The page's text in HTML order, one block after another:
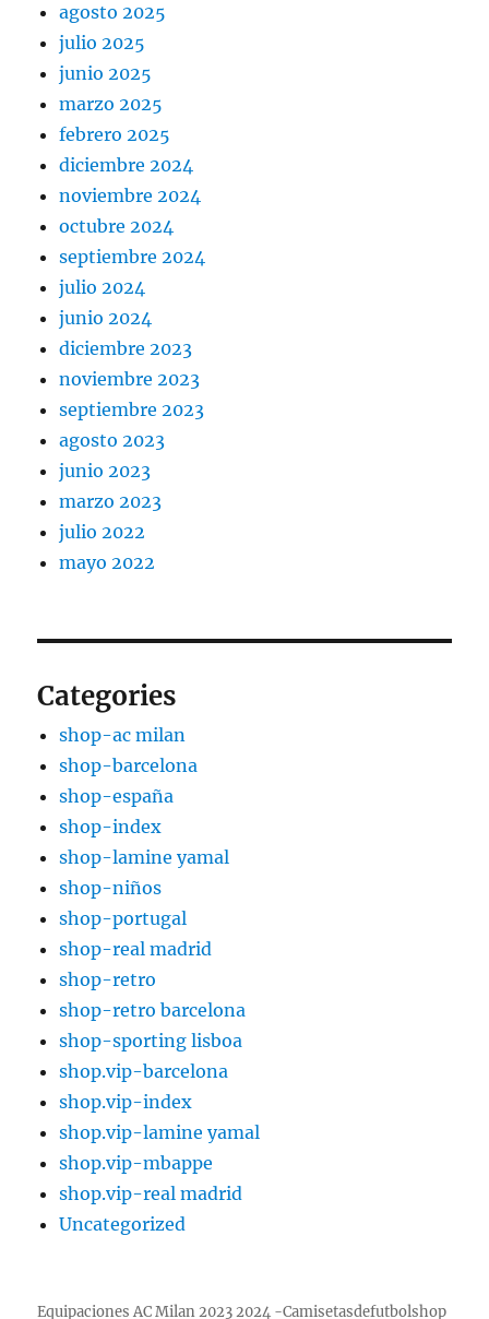
agosto 2025
julio 2025
junio 2025
marzo 2025
febrero 2025
diciembre 2024
noviembre 2024
octubre 2024
septiembre 2024
julio 2024
junio 2024
diciembre 2023
noviembre 2023
septiembre 2023
agosto 2023
junio 2023
marzo 2023
julio 2022
mayo 2022
Categories
shop-ac milan
shop-barcelona
shop-españa
shop-index
shop-lamine yamal
shop-niños
shop-portugal
shop-real madrid
shop-retro
shop-retro barcelona
shop-sporting lisboa
shop.vip-barcelona
shop.vip-index
shop.vip-lamine yamal
shop.vip-mbappe
shop.vip-real madrid
Uncategorized
Equipaciones AC Milan 2023 2024 -Camisetasdefutbolshop